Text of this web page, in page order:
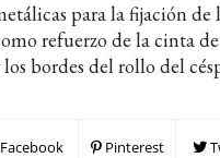
para la fijación
refuerzo de la cinta
bordes del rollo del
Facebook Pinterest